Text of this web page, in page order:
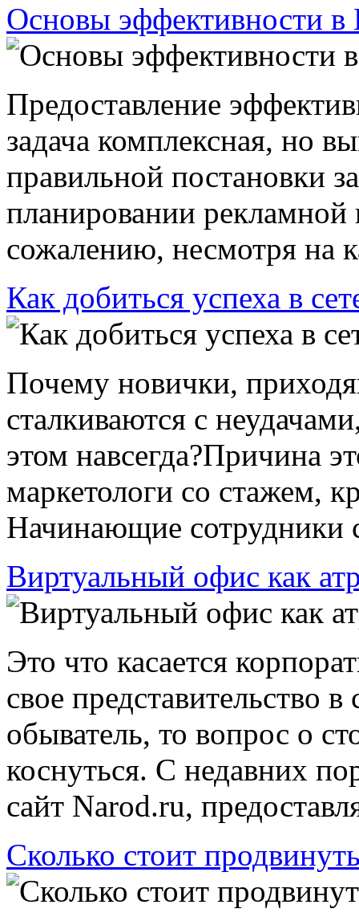
Основы эффективности в
Предоставление
задача комплексная, но
правильной постановки
планировании
сожалению, несмотря на
Как добиться успеха в
Почему новички,
сталкиваются с
этом навсегда?Причина
маркетологи со стажем,
Начинающие сотрудники
Виртуальный офис как
Это что касается
свое представительство
обыватель, то вопрос о
коснуться. С недавних
сайт Narod.ru,
Сколько стоит